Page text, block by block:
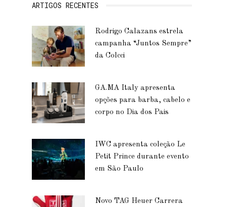
ARTIGOS RECENTES
Rodrigo Calazans estrela
campanha “Juntos Sempre”
da Colcci
GA.MA Italy apresenta
opções para barba, cabelo e
corpo no Dia dos Pais
IWC apresenta coleção Le
Petit Prince durante evento
em São Paulo
Novo TAG Heuer Carrera